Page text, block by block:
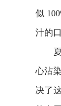
似
汁的口
夏
心沾
决了